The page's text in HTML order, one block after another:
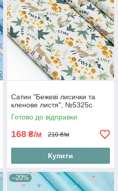
Сатин "Бежеві лисички та
кленове листя", №5325с
Готово до відправки
168 ₴/м 210 ₴/м
Купити
–20%